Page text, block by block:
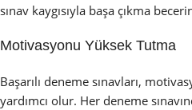
sınav kaygısıyla başa çıkma
Motivasyonu Yüksek Tutma
Başarılı deneme sınavları,
yardımcı olur. Her deneme